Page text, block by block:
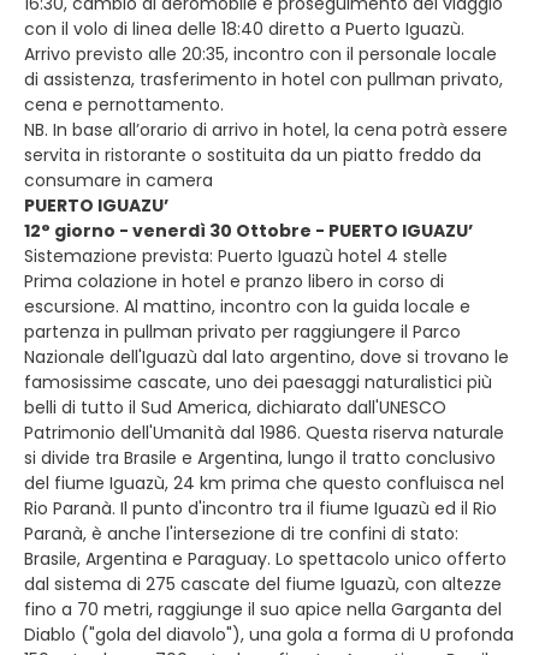
con il volo di linea delle 18:40 diretto a Puerto Iguazù.
Arrivo previsto alle 20:35, incontro con il personale locale
di assistenza, trasferimento in hotel con pullman privato,
cena e pernottamento.
NB. In base all’orario di arrivo in hotel, la cena potrà essere
servita in ristorante o sostituita da un piatto freddo da
consumare in camera
PUERTO IGUAZU’
12° giorno - venerdì 30 Ottobre - PUERTO IGUAZU’
Sistemazione prevista: Puerto Iguazù hotel 4 stelle
Prima colazione in hotel e pranzo libero in corso di
escursione. Al mattino, incontro con la guida locale e
partenza in pullman privato per raggiungere il Parco
Nazionale dell'Iguazù dal lato argentino, dove si trovano le
famosissime cascate, uno dei paesaggi naturalistici più
belli di tutto il Sud America, dichiarato dall'UNESCO
Patrimonio dell'Umanità dal 1986. Questa riserva naturale
si divide tra Brasile e Argentina, lungo il tratto conclusivo
del fiume Iguazù, 24 km prima che questo confluisca nel
Rio Paranà. Il punto d'incontro tra il fiume Iguazù ed il Rio
Paranà, è anche l'intersezione di tre confini di stato:
Brasile, Argentina e Paraguay. Lo spettacolo unico offerto
dal sistema di 275 cascate del fiume Iguazù, con altezze
fino a 70 metri, raggiunge il suo apice nella Garganta del
Diablo ("gola del diavolo"), una gola a forma di U profonda